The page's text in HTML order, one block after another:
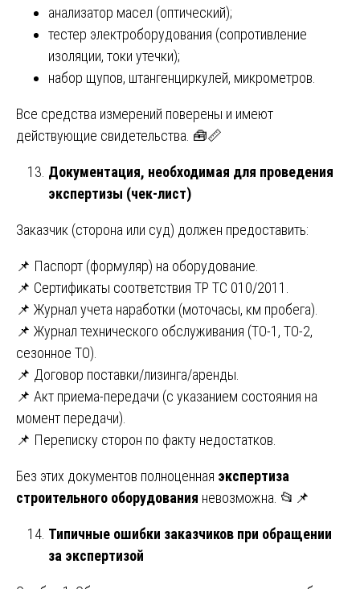
анализатор масел (оптический);
тестер электроборудования (сопротивление
изоляции, токи утечки);
набор щупов, штангенциркулей, микрометров.
Все средства измерений поверены и имеют
действующие свидетельства. 🧰📏
Документация, необходимая для проведения
экспертизы (чек-лист)
Заказчик (сторона или суд) должен предоставить:
📌 Паспорт (формуляр) на оборудование.
📌 Сертификаты соответствия ТР ТС 010/2011.
📌 Журнал учета наработки (моточасы, км пробега).
📌 Журнал технического обслуживания (ТО-1, ТО-2,
сезонное ТО).
📌 Договор поставки/лизинга/аренды.
📌 Акт приема-передачи (с указанием состояния на
момент передачи).
📌 Переписку сторон по факту недостатков.
Без этих документов полноценная экспертиза
строительного оборудования невозможна. 📂📌
Типичные ошибки заказчиков при обращении
за экспертизой